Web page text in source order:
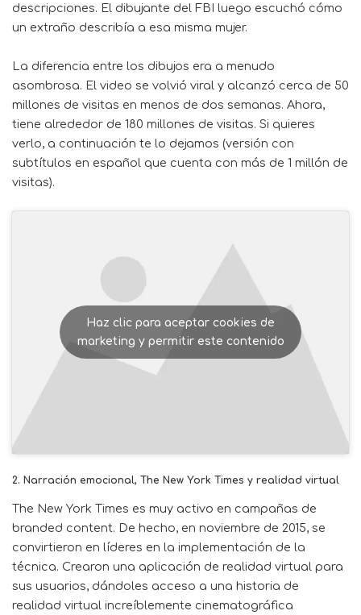
descripciones. El dibujante del FBI luego escuchó cómo
un extraño describía a esa misma mujer.
La diferencia entre los dibujos era a menudo
asombrosa. El video se volvió viral y alcanzó cerca de 50
millones de visitas en menos de dos semanas. Ahora,
tiene alrededor de 180 millones de visitas. Si quieres
verlo, a continuación te lo dejamos (versión con
subtítulos en español que cuenta con más de 1 millón de
visitas).
Haz clic para aceptar cookies de
marketing y permitir este contenido
2. Narración emocional, The New York Times y realidad virtual
The New York Times es muy activo en campañas de
branded content. De hecho, en noviembre de 2015, se
convirtieron en líderes en la implementación de la
técnica. Crearon una aplicación de realidad virtual para
sus usuarios, dándoles acceso a una historia de
realidad virtual increíblemente cinematográfica